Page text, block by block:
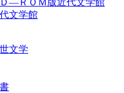
―ＲＯＭ版近代文学館
文学館
文学